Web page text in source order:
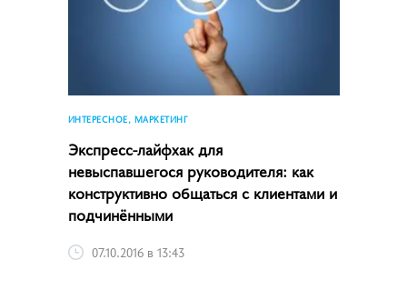
ИНТЕРЕСНОЕ, МАРКЕТИНГ
Экспресс-лайфхак для
невыспавшегося руководителя: как
конструктивно общаться с клиентами и
подчинёнными
07.10.2016 в 13:43